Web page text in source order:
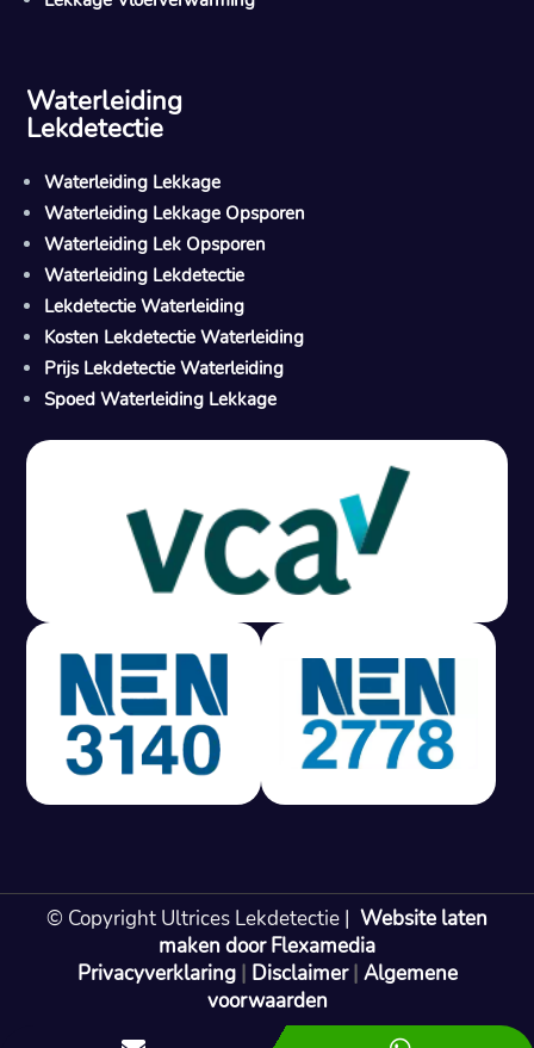
M
Gratis offerte in 24 uur
Geen lekkage? Geen betaling.
Vast tarief van € 395,- exc btw.
Rapport binnen 3 werkdagen.
100% RIsicovrij.
Vaak vergoed door verzekeraar.
Gratis offerte in 24 uur
Bel: 085 080 55 42
Waterleiding
Lekdetectie
Waterleiding Lekkage
Waterleiding Lekkage Opsporen
Waterleiding Lek Opsporen
Waterleiding Lekdetectie
Lekdetectie Waterleiding
Kosten Lekdetectie Waterleiding
Prijs Lekdetectie Waterleiding
Spoed Waterleiding Lekkage
© Copyright Ultrices Lekdetectie | Website laten
maken door Flexamedia
Privacyverklaring| Disclaimer| Algemene
voorwaarden